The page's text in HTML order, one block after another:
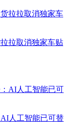
拉取消独家车贴
人工智能已可替